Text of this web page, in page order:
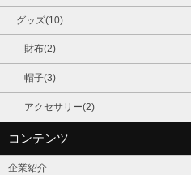
グッズ(10)
財布(2)
帽子(3)
アクセサリー(2)
コンテンツ
企業紹介